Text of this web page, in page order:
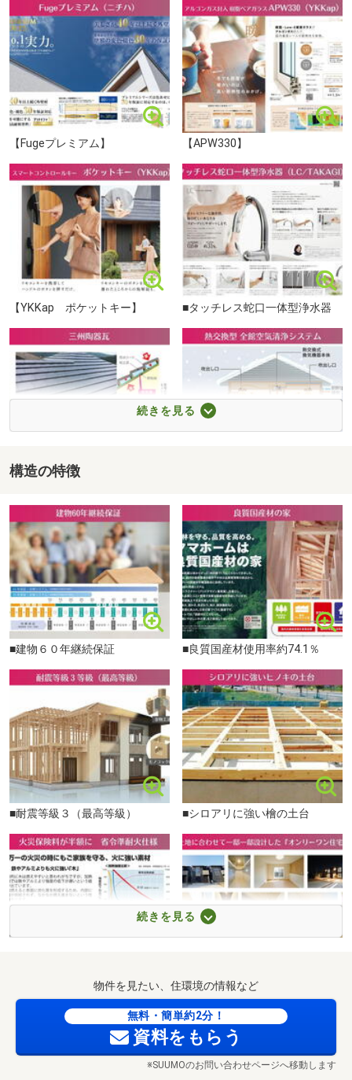
いながき内科まで220m
フィール アエル店まで1100m
おかげさまでお問い合わせをたくさん頂いております♪
ぜひ、お早めにお問合せください！
■説明会参加予約受付中→0120-923-360
--------------------------------
＼選べる２つの見学コース／
【サクッと見学コース】
◆現地/モデルハウス見学（15分～）
◆知りたい情報だけお答え（15分～）
・・・・・・・約30分
【じっくり見学コース】
◆現地/モデルハウス見学（30分～）
◆物件・周辺情報のご説明（15分～）
◆資金計画のご相談（15分～）
--------------------------------
＜ご予約・お問い合わせ＞
※県道43号線沿い
※９時～２０時まで ※毎週水曜定休
【Fugeプレミアム】 【APW330】
【YKKap ポケットキー】 ■タッチレス蛇口一体型浄水器
【三州陶器瓦】
続きを見る
構造の特徴
■建物６０年継続保証 ■良質国産材使用率約74.1％
■耐震等級３（最高等級） ■シロアリに強い檜の土台
■邸別設計
続きを見る
物件を見たい、住環境の情報など
無料・簡単約2分！
資料をもらう
※SUUMOのお問い合わせページへ移動します